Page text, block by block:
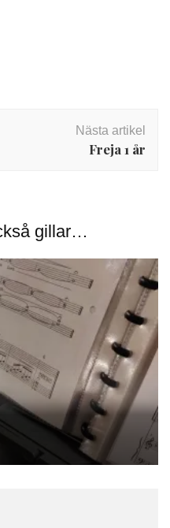
Nästa artikel
Freja 1 år
gillar…